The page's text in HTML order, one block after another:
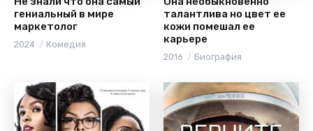
гениальный в мире
маркетолог
2024 Комедия
талантлива но цвет ее
кожи помешал ее
карьере
2016 Биография